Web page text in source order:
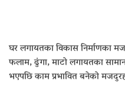
घर लगायतका विकास निर्माणका
फलाम, ढुंगा, माटो लगायतका
भएपछि काम प्रभावित बनेको